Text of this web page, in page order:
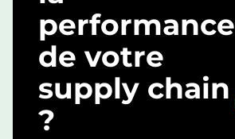
performance
de votre
supply chain
?